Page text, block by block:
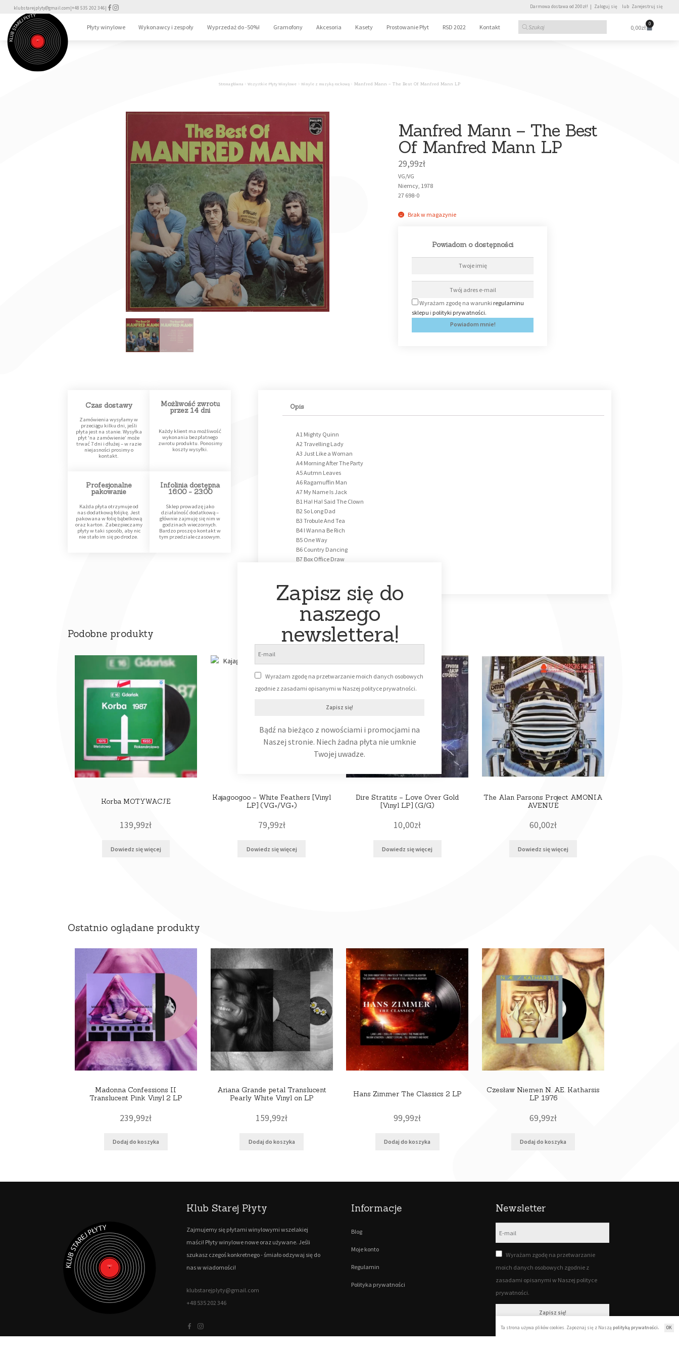
klubstarejplyty@gmail.com|+48 535 202 346| Darmowa dostawa od 200zł! | Zaloguj się lub Zarejestruj się
Płyty winylowe Wykonawcy i zespoły Wyprzedaż do -50%! Gramofony Akcesoria Kasety Prostowanie Płyt RSD 2022 Kontakt 0,00zł
0
Strona główna Wszystkie Płyty Winylowe Winyle z muzyką rockową Manfred Mann – The Best Of Manfred Mann LP
Manfred Mann – The Best
Of Manfred Mann LP
29,99zł
VG/VG
Niemcy, 1978
27 698-0
Brak w magazynie
Powiadom o dostępności
Wyrażam zgodę na warunki regulaminu
sklepu i polityki prywatności.
Powiadom mnie!
Czas dostawy
Zamówienia wysyłamy w
przeciągu kilku dni, jeśli
płyta jest na stanie. Wysyłka
płyt 'na zamówienie’ może
trwać 7 dni i dłużej – w razie
niejasności prosimy o
kontakt.
Możliwość zwrotu
przez 14 dni
Każdy klient ma możliwość
wykonania bezpłatnego
zwrotu produktu. Ponosimy
koszty wysyłki.
Profesjonalne
pakowanie
Każda płyta otrzymuje od
nas dodatkową folijkę. Jest
pakowana w folię bąbelkową
oraz karton. Zabezpieczamy
płyty w taki sposób, aby nic
nie stało im się po drodze.
Infolinia dostępna
16:00 - 23:00
Sklep prowadzę jako
działalność dodatkową –
głównie zajmuję się nim w
godzinach wieczornych.
Bardzo proszę o kontakt w
tym przedziale czasowym.
Opis
A1 Mighty Quinn
A2 Travelling Lady
A3 Just Like a Woman
A4 Morning After The Party
A5 Autmn Leaves
A6 Ragamuffin Man
A7 My Name Is Jack
B1 Ha! Ha! Said The Clown
B2 So Long Dad
B3 Trobule And Tea
B4 I Wanna Be Rich
B5 One Way
B6 Country Dancing
B7 Box Office Draw
Podobne produkty
Korba MOTYWACJE
139,99zł
Dowiedz się więcej
Kajagoogoo – White Feathers [Vinyl
LP] (VG+/VG+)
79,99zł
Dowiedz się więcej
Dire Stratits – Love Over Gold
[Vinyl LP] (G/G)
10,00zł
Dowiedz się więcej
The Alan Parsons Project AMONIA
AVENUE
60,00zł
Dowiedz się więcej
Ostatnio oglądane produkty
Madonna Confessions II
Translucent Pink Vinyl 2 LP
239,99zł
Dodaj do koszyka
Ariana Grande petal Translucent
Pearly White Vinyl on LP
159,99zł
Dodaj do koszyka
Hans Zimmer The Classics 2 LP
99,99zł
Dodaj do koszyka
Czesław Niemen N. AE. Katharsis
LP 1976
69,99zł
Dodaj do koszyka
Klub Starej Płyty
Zajmujemy się płytami winylowymi wszelakiej
maści! Płyty winylowe nowe oraz używane. Jeśli
szukasz czegoś konkretnego - śmiało odzywaj się do
nas w wiadomości!
klubstarejplyty@gmail.com
+48 535 202 346
Informacje
Blog
Moje konto
Regulamin
Polityka prywatności
Newsletter
Wyrażam zgodę na przetwarzanie
moich danych osobowych zgodnie z
zasadami opisanymi w Naszej polityce
prywatności.
Zapisz się!
Ta strona używa plików cookies. Zapoznaj się z Naszą polityką prywatności. OK
Zapisz się do
naszego
newslettera!
Wyrażam zgodę na przetwarzanie moich danych osobowych
zgodnie z zasadami opisanymi w Naszej polityce prywatności.
Zapisz się!
Bądź na bieżąco z nowościami i promocjami na
Naszej stronie. Niech żadna płyta nie umknie
Twojej uwadze.